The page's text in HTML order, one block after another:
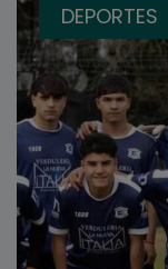
DEPORTES